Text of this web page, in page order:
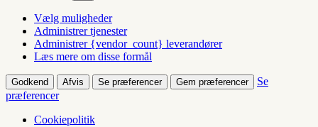
Vælg muligheder
Administrer tjenester
Administrer {vendor_count} leverandører
Læs mere om disse formål
Godkend Afvis Se præferencer Gem præferencer
Se
præferencer
Cookiepolitik